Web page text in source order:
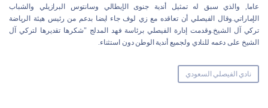
عاما, والذي سبق له تمثيل أندية جنوى الإيطالي وسانتوس البرازيلي والشباب
الإماراتي.وقال الفيصلي أن تعاقده مع زي لوف جاء ايضا بدعم من رئيس هيئة الرياضة
تركي آل الشيخ.وقدمت إدارة الفيصلي برئاسة فهد المدلج "شكرها تقديرها لتركي آل
الشيخ على دعمه للنادي ولجميع أندية الوطن دون استثناء.
نادي الفيصلي السعودي